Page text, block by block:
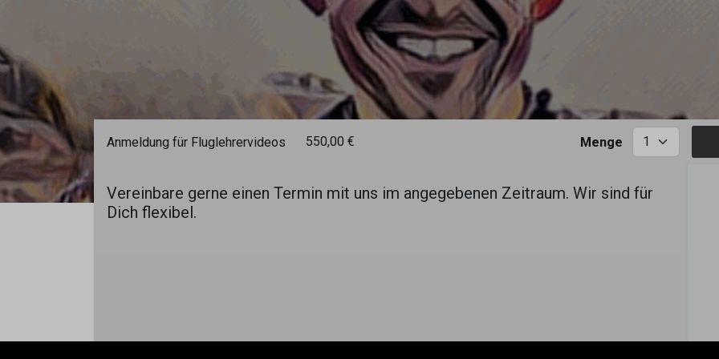
Anmeldung für Fluglehrervideos 550,00 € Menge
Vereinbare gerne einen Termin mit uns im angegebenen Zeitraum. Wir sind für
Dich flexibel.